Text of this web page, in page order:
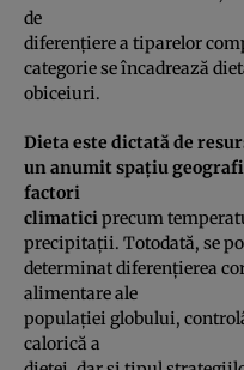
de
diferenţiere a tiparelor
categorie se încadrează
obiceiuri.
Dieta este dictată de
un anumit spaţiu
factori
climaticiprecum
precipitaţii. Totodată, se
determinat diferenţierea
alimentare ale
populaţiei globului,
calorică a